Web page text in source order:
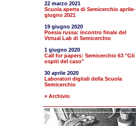
22 marzo 2021
Scuola aperta di Semicerchio aprile-
giugno 2021
19 giugno 2020
Poesia russa: incontro finale del
Virtual Lab di Semicerchio
1 giugno 2020
Call for papers: Semicerchio 63 "Gli
ospiti del caso"
30 aprile 2020
Laboratori digitali della Scuola
Semicerchio
» Archivio